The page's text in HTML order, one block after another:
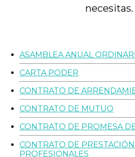
necesitas.
ASAMBLEA ANUAL
CARTA PODER
CONTRATO DE
CONTRATO DE MUTUO
CONTRATO DE PROMESA
CONTRATO DE
PROFESIONALES